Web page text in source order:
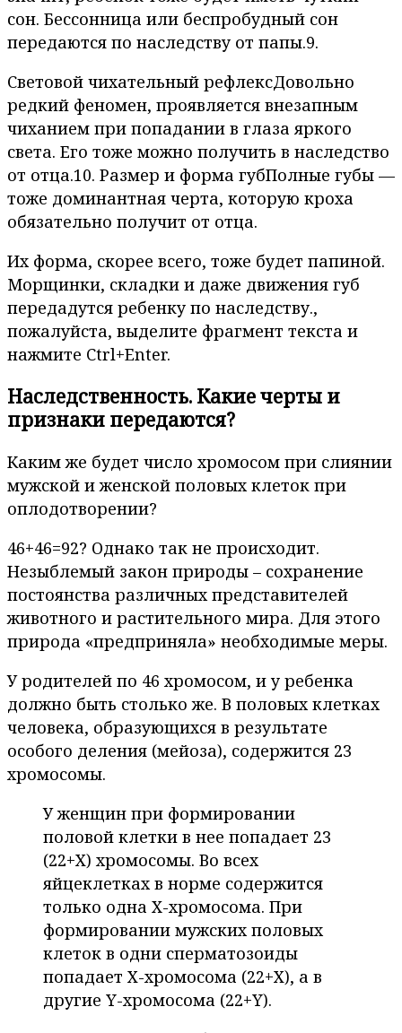
сон. Бессонница или беспробудный сон
передаются по наследству от папы.9.
Световой чихательный рефлексДовольно
редкий феномен, проявляется внезапным
чиханием при попадании в глаза яркого
света. Его тоже можно получить в наследство
от отца.10. Размер и форма губПолные губы —
тоже доминантная черта, которую кроха
обязательно получит от отца.
Их форма, скорее всего, тоже будет папиной.
Морщинки, складки и даже движения губ
передадутся ребенку по наследству.,
пожалуйста, выделите фрагмент текста и
нажмите Ctrl+Enter.
Наследственность. Какие черты и
признаки передаются?
Каким же будет число хромосом при слиянии
мужской и женской половых клеток при
оплодотворении?
46+46=92? Однако так не происходит.
Незыблемый закон природы – сохранение
постоянства различных представителей
животного и растительного мира. Для этого
природа «предприняла» необходимые меры.
У родителей по 46 хромосом, и у ребенка
должно быть столько же. В половых клетках
человека, образующихся в результате
особого деления (мейоза), содержится 23
хромосомы.
У женщин при формировании
половой клетки в нее попадает 23
(22+Х) хромосомы. Во всех
яйцеклетках в норме содержится
только одна X-хромосома. При
формировании мужских половых
клеток в одни сперматозоиды
попадает Х-хромосома (22+Х), а в
другие Y-хромосома (22+Y).